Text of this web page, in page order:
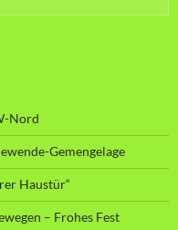
Nord
Gemengelage
Haustür“
– Frohes Fest